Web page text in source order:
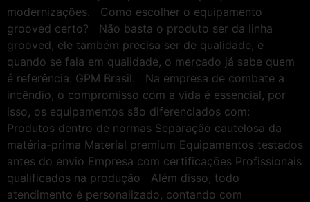
modernizações. Como escolher o equipamento
grooved certo? Não basta o produto ser da linha
grooved, ele também precisa ser de qualidade, e
quando se fala em qualidade, o mercado já sabe quem
é referência: GPM Brasil. Na empresa de combate a
incêndio, o compromisso com a vida é essencial, por
isso, os equipamentos são diferenciados com:
Produtos dentro de normas Separação cautelosa da
matéria-prima Material premium Equipamentos testados
antes do envio Empresa com certificações Profissionais
qualificados na produção Além disso, todo
atendimento é personalizado, contando com